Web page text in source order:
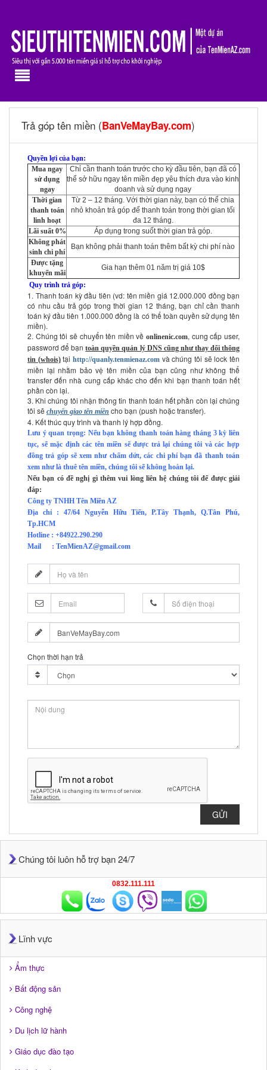
Trả góp tên miền (BanVeMayBay.com)
Quyền lợi của bạn:
Mua ngay
sử dụng
ngay
Chỉ cần thanh toán trước cho kỳ đầu tiên, bạn đã có
thể sở hữu ngay tên miền đẹp yêu thích đưa vào kinh
doanh và sử dụng ngay
Thời gian
thanh toán
linh hoạt
Từ 2 – 12 tháng. Với thời gian này, bạn có thể chia
nhỏ khoản trả góp để thanh toán trong thời gian tối
đa 12 tháng.
Lãi suất 0%
Áp dụng trong suốt thời gian trả góp.
Không phát
sinh chi phí
Bạn không phải thanh toán thêm bất kỳ chi phí nào
Được tặng
khuyến mãi
Gia hạn thêm 01 năm trị giá 10$
Quy trình trả góp:
1. Thanh toán kỳ đầu tiên (vd: tên miền giá 12.000.000 đồng bạn
có nhu cầu trả góp trong thời gian 12 tháng, bạn chỉ cần thanh
toán ký đầu tiên 1.000.000 đồng là có thể toàn quyền sử dụng tên
miền).
2. Chúng tôi sẽ chuyển tên miền vềonlinenic.com, cung cấp user,
password để bạntoàn quyền quản lý DNS cũng như thay đổi thông
tin (whois)tạihttp://quanly.tenmienaz.com và chúng tôi sẽ lock tên
miền lại nhằm bảo vệ tên miền của bạn cũng như không thể
transfer đến nhà cung cấp khác cho đến khi bạn thanh toán hết
phần còn lại.
3. Khi chúng tôi nhận thông tin thanh toán hết phần còn lại chúng
tôi sẽ chuyển giao tên miền cho bạn (push hoặc transfer).
4. Kết thúc quy trình và thanh lý hợp đồng.
Lưu ý quan trọng: Nếu bạn không thanh toán hàng tháng 3 kỳ liên
tục, sẽ mặc định các tên miền sẽ được trả lại chúng tôi và các hợp
đồng trả góp sẽ xem như chấm dứt, các chi phí bạn đã thanh toán
xem như là thuê tên miền, chúng tôi sẽ không hoàn lại.
Nếu bạn có đề nghị gì thêm vui lòng liên hệ chúng tôi để được giải
đáp:
Công ty TNHH Tên Miền AZ
Địa chỉ : 47/64 Nguyễn Hữu Tiến, P.Tây Thạnh, Q.Tân Phú,
Tp.HCM
Hotline : +84922.290.290
Mail : TenMienAZ@gmail.com
Chọn thời hạn trả
GỬI
Chúng tôi luôn hỗ trợ bạn 24/7
0832.111.111
Lĩnh vực
Ẩm thực
Bất động sản
Công nghệ
Du lịch lữ hành
Giáo dục đào tạo